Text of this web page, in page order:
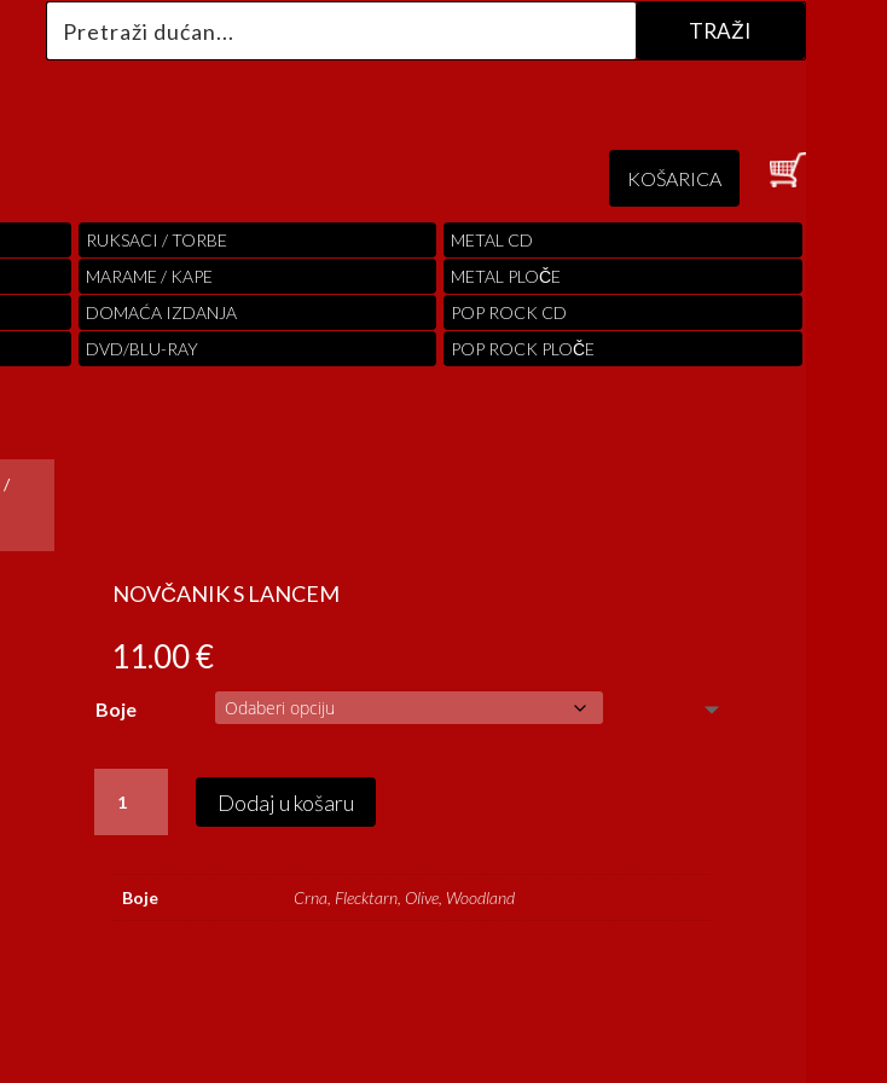
KOŠARICA
RUKSACI / TORBE
MARAME / KAPE
DOMAĆA IZDANJA
DVD/BLU-RAY
METAL CD
METAL PLOČE
POP ROCK CD
POP ROCK PLOČE
/
NOVČANIK S LANCEM
11.00€
Boje
NOVČANIK
LANCEM
Dodaj u košaru
Boje Crna, Flecktarn, Olive, Woodland